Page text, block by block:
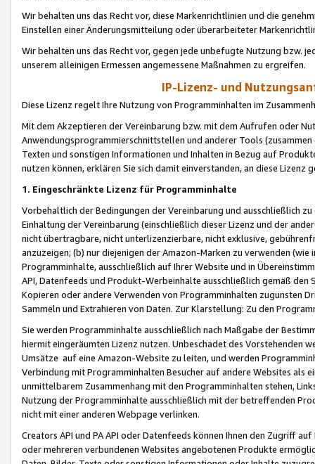
Wir behalten uns das Recht vor, diese Markenrichtlinien und die
Einstellen einer Änderungsmitteilung oder überarbeiteter
Wir behalten uns das Recht vor, gegen jede unbefugte Nutzung bzw.
unserem alleinigen Ermessen angemessene Maßnahmen zu ergreifen.
IP-Lizenz- und
Diese Lizenz regelt Ihre Nutzung von Programminhalten im
Mit dem Akzeptieren der Vereinbarung bzw. mit dem Aufrufen oder
Anwendungsprogrammierschnittstellen und anderer Tools (zusammen
Texten und sonstigen Informationen und Inhalten in Bezug auf
nutzen können, erklären Sie sich damit einverstanden, an diese Lizenz
1. Eingeschränkte Lizenz für Programminhalte
Vorbehaltlich der Bedingungen der Vereinbarung und ausschließlich
Einhaltung der Vereinbarung (einschließlich dieser Lizenz und der
nicht übertragbare, nicht unterlizenzierbare, nicht exklusive,
anzuzeigen; (b) nur diejenigen der Amazon-Marken zu verwenden
Programminhalte, ausschließlich auf Ihrer Website und in
API, Datenfeeds und Produkt-Werbeinhalte ausschließlich gemäß
Kopieren oder andere Verwenden von Programminhalten zugunsten
Sammeln und Extrahieren von Daten. Zur Klarstellung: Zu den
Sie werden Programminhalte ausschließlich nach Maßgabe der
hiermit eingeräumten Lizenz nutzen. Unbeschadet des Vorstehenden
Umsätze auf eine Amazon-Website zu leiten, und werden
Verbindung mit Programminhalten Besucher auf andere Websites als
unmittelbarem Zusammenhang mit den Programminhalten stehen,
Nutzung der Programminhalte ausschließlich mit der betreffenden
nicht mit einer anderen Webpage verlinken.
Creators API und PA API oder Datenfeeds können Ihnen den Zugriff
oder mehreren verbundenen Websites angebotenen Produkte